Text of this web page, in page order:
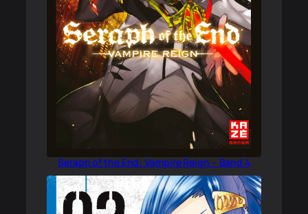
Seraph of the End: Vampire Reign – Band 4